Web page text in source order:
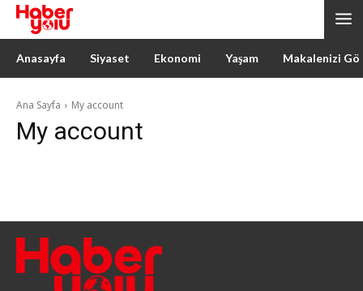
Anasayfa Siyaset Ekonomi Yaşam Makalenizi
Ana Sayfa My account
My account